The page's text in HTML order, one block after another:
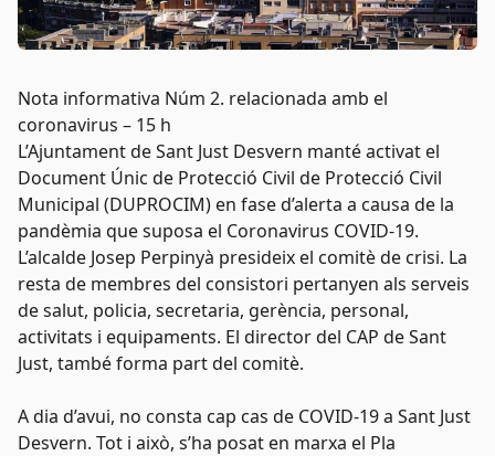
Nota informativa Núm 2. relacionada amb el
coronavirus – 15 h
L’Ajuntament de Sant Just Desvern manté activat el
Document Únic de Protecció Civil de Protecció Civil
Municipal (DUPROCIM) en fase d’alerta a causa de la
pandèmia que suposa el Coronavirus COVID-19.
L’alcalde Josep Perpinyà presideix el comitè de crisi. La
resta de membres del consistori pertanyen als serveis
de salut, policia, secretaria, gerència, personal,
activitats i equipaments. El director del CAP de Sant
Just, també forma part del comitè.
A dia d’avui, no consta cap cas de COVID-19 a Sant Just
Desvern. Tot i això, s’ha posat en marxa el Pla